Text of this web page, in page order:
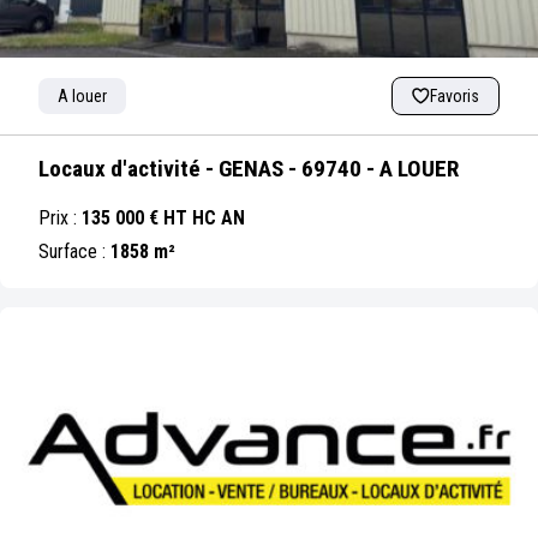
A louer Favoris
Locaux d'activité - GENAS - 69740 - A LOUER
Prix : 135 000 € HT HC AN
Surface : 1858 m²